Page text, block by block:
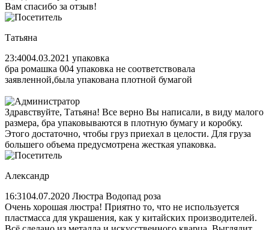
Вам спасибо за отзыв!
Татьяна
23:4004.03.2021 упаковка
бра ромашка 004 упаковка не соответствовала
заявленной,была упакована плотной бумагой
Здравствуйте, Татьяна! Все верно Вы написали, в виду малого
размера, бра упаковываются в плотную бумагу и коробку.
Этого достаточно, чтобы груз приехал в целости. Для груза
большего объема предусмотрена жесткая упаковка.
Александр
16:3104.07.2020 Люстра Водопад роза
Очень хорошая люстра! Приятно то, что не используется
пластмасса для украшения, как у китайских производителей.